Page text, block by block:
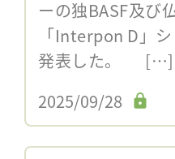
ーの独BASF及び
「Interpon D」
発表した。 […]
2025/09/28